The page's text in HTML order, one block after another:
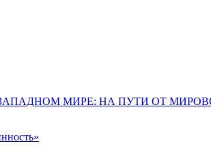
МИРЕ: НА ПУТИ ОТ